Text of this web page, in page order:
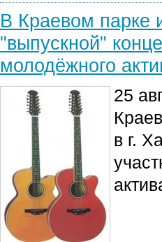
В Краевом парке
"выпускной"
молодёжного
25
в г.